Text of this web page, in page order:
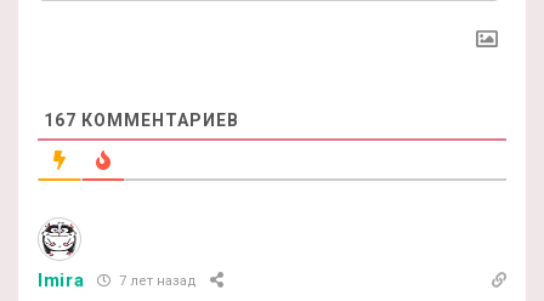
167 КОММЕНТАРИЕВ
Imira 7 лет назад